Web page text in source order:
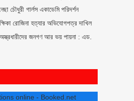
চৌধুরী গার্লস একাডেমি পরিদর্শন
রোজিনা হত্যার অভিযোগপত্র দাখিল
অস্ত্রধারীদের জনগণ আর ভয় পায়না : এড.